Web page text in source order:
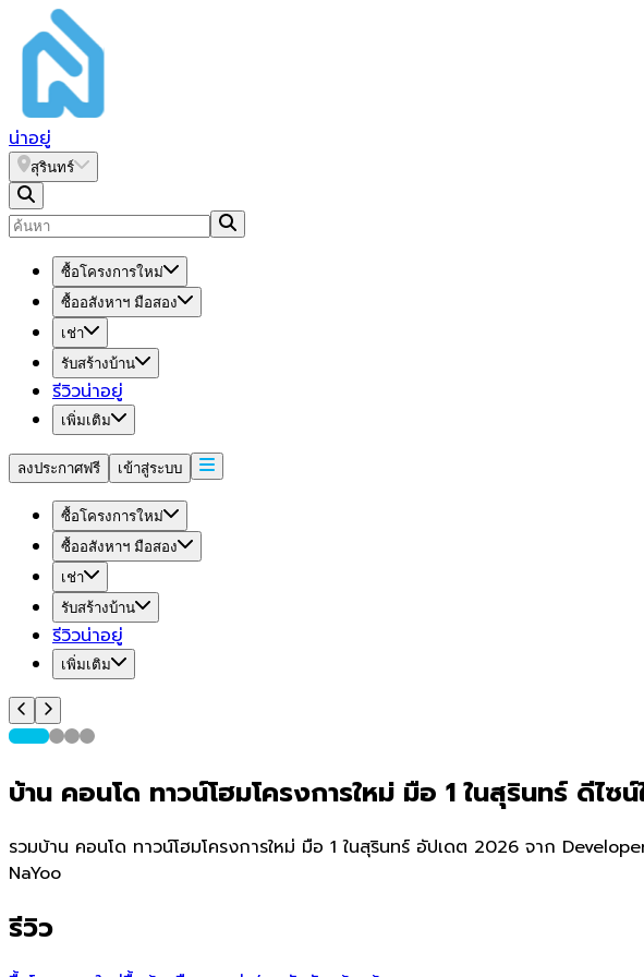
น่าอยู่
สุรินทร์
ซื้อโครงการใหม่
ซื้ออสังหาฯ มือสอง
เช่า
รับสร้างบ้าน
รีวิวน่าอยู่
เพิ่มเติม
ลงประกาศฟรี เข้าสู่ระบบ
ซื้อโครงการใหม่
ซื้ออสังหาฯ มือสอง
เช่า
รับสร้างบ้าน
รีวิวน่าอยู่
เพิ่มเติม
บ้าน คอนโด ทาวน์โฮมโครงการใหม่ มือ 1 ในสุรินทร์ ดีไ
รวมบ้าน คอนโด ทาวน์โฮมโครงการใหม่ มือ 1 ในสุรินทร์ อัปเดต 2026 จาก
NaYoo
รีวิว